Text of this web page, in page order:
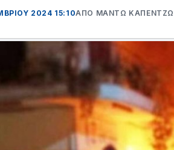
2024 15:10ΑΠΌ ΜΑΝΤΩ